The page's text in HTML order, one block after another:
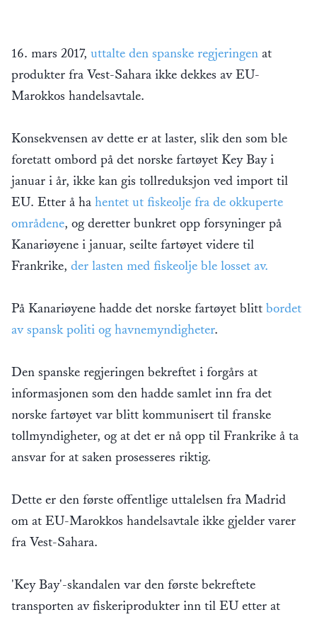
16. mars 2017, uttalte den spanske regjeringen at
produkter fra Vest-Sahara ikke dekkes av EU-
Marokkos handelsavtale.
Konsekvensen av dette er at laster, slik den som ble
foretatt ombord på det norske fartøyet Key Bay i
januar i år, ikke kan gis tollreduksjon ved import til
EU. Etter å ha hentet ut fiskeolje fra de okkuperte
områdene, og deretter bunkret opp forsyninger på
Kanariøyene i januar, seilte fartøyet videre til
Frankrike, der lasten med fiskeolje ble losset av.
På Kanariøyene hadde det norske fartøyet blitt bordet
av spansk politi og havnemyndigheter.
Den spanske regjeringen bekreftet i forgårs at
informasjonen som den hadde samlet inn fra det
norske fartøyet var blitt kommunisert til franske
tollmyndigheter, og at det er nå opp til Frankrike å ta
ansvar for at saken prosesseres riktig.
Dette er den første offentlige uttalelsen fra Madrid
om at EU-Marokkos handelsavtale ikke gjelder varer
fra Vest-Sahara.
'Key Bay'-skandalen var den første bekreftete
transporten av fiskeriprodukter inn til EU etter at